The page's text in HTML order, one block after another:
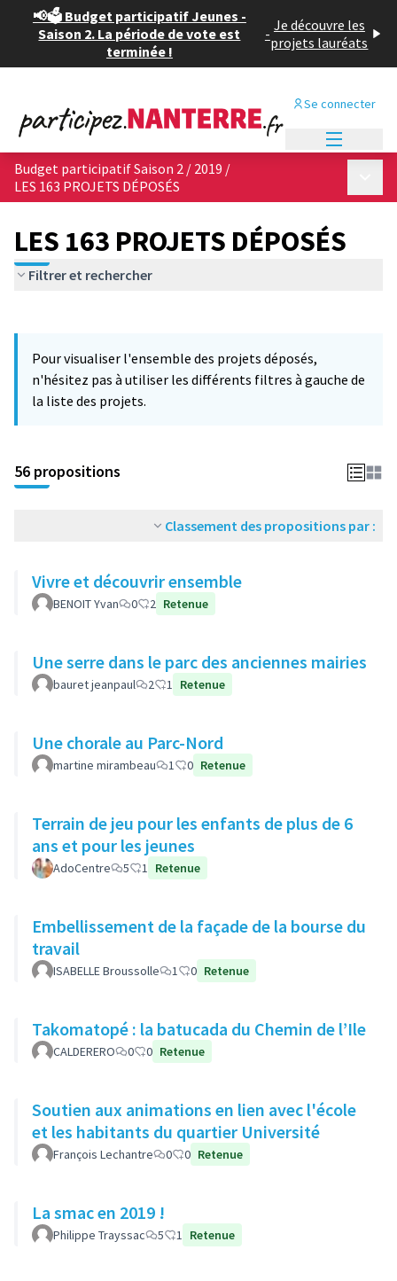
📢🗳️ Budget participatif Jeunes -
Saison 2. La période de vote est
terminée !
- Je découvre les
projets lauréats
Se connecter
Budget participatif Saison 2 / 2019 /
LES 163 PROJETS DÉPOSÉS
LES 163 PROJETS DÉPOSÉS
Filtrer et rechercher
−
Pour visualiser l'ensemble des projets déposés,
n'hésitez pas à utiliser les différents filtres à gauche de
la liste des projets.
56 propositions
Classement des propositions par :
Vivre et découvrir ensemble
BENOIT Yvan 0 2 Retenue
Une serre dans le parc des anciennes mairies
bauret jeanpaul 2 1 Retenue
Une chorale au Parc-Nord
martine mirambeau 1 0 Retenue
Terrain de jeu pour les enfants de plus de 6
ans et pour les jeunes
AdoCentre 5 1 Retenue
Embellissement de la façade de la bourse du
travail
ISABELLE Broussolle 1 0 Retenue
Takomatopé : la batucada du Chemin de l’Ile
CALDERERO 0 0 Retenue
Soutien aux animations en lien avec l'école
et les habitants du quartier Université
François Lechantre 0 0 Retenue
La smac en 2019 !
Philippe Trayssac 5 1 Retenue